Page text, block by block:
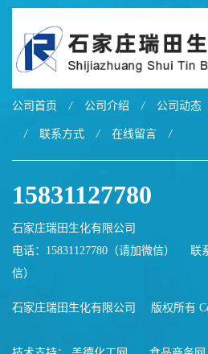
公司首页 / 公司介绍 / 公司动态
/ 联系方式 / 在线留言 /
15831127780
石家庄瑞田生化有限公司
电话：15831127780（请加微信）
联
信）
石家庄瑞田生化有限公司 版权所有